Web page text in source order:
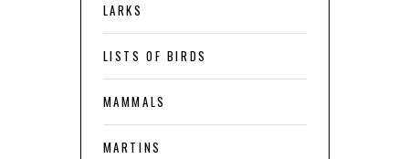
LARKS
LISTS OF BIRDS
MAMMALS
MARTINS